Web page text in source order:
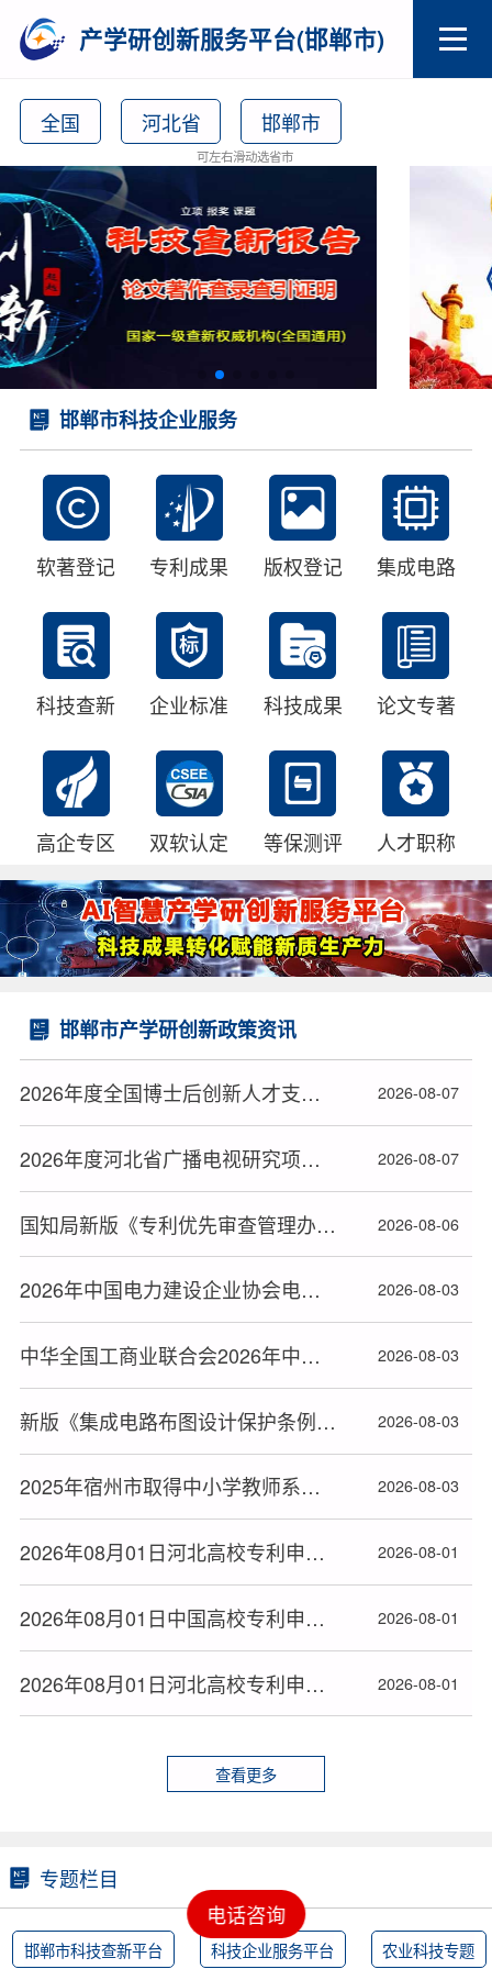
产学研创新服务平台(邯郸市)
全国 河北省 邯郸市
可左右滑动选省市
邯郸市科技企业服务
软著登记 专利成果 版权登记 集成电路
科技查新 企业标准 科技成果 论文专著
高企专区 双软认定 等保测评 人才职称
邯郸市产学研创新政策资讯
2026年度全国博士后创新人才支持计划获选人员名单公布 2026-08-07
2026年度河北省广播电视研究项目立项名单公布 2026-08-07
国知局新版《专利优先审查管理办法》2026年9月1日起施行 2026-08-06
2026年中国电力建设企业协会电力建设科研项目立项名单公布 2026-08-03
中华全国工商业联合会2026年中华技能大奖和全国技术能手推荐人选名单公布 2026-08-03
新版《集成电路布图设计保护条例》2026年10月15日起施行 2026-08-03
2025年宿州市取得中小学教师系列高级专业技术资格人员名单 2026-08-03
2026年08月01日河北高校专利申请授权量排名大数据分析报告 2026-08-01
2026年08月01日中国高校专利申请授权量排名大数据报告 2026-08-01
2026年08月01日河北高校专利申请授权统计大数据报告(按地市) 2026-08-01
查看更多
专题栏目
邯郸市科技查新平台 科技企业服务平台 农业科技专题
电话咨询